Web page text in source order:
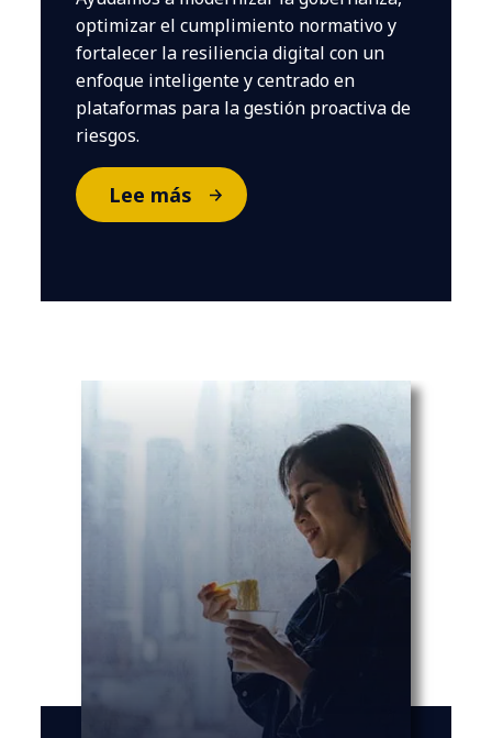
optimizar el cumplimiento normativo y
fortalecer la resiliencia digital con un
enfoque inteligente y centrado en
plataformas para la gestión proactiva de
riesgos.
Lee más